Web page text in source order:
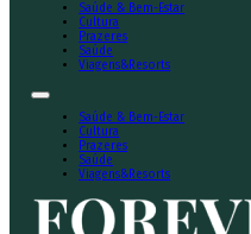
Saúde & Bem-Estar
Cultura
Prazeres
Saúde
Viagens&Resorts
Saúde & Bem-Estar
Cultura
Prazeres
Saúde
Viagens&Resorts